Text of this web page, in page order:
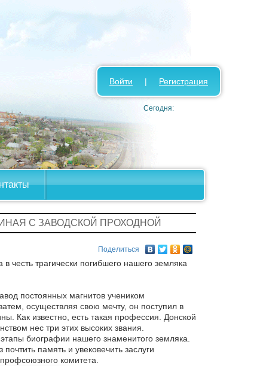
Войти | Регистрация
Сегодня:
С ЗАВОДСКОЙ ПРОХОДНОЙ
Поделиться
честь трагически погибшего нашего земляка
постоянных магнитов учеником
осуществляя свою мечту, он поступил в
Как известно, есть такая профессия. Донской
нес три этих высоких звания.
биографии нашего знаменитого земляка.
память и увековечить заслуги
комитета.